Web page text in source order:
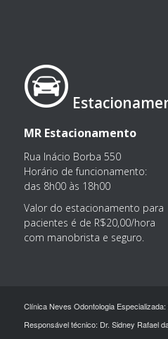
MR Estacionamento
Rua Inácio Borba 550
Horário de funcionamento:
das 8h00 às 18h00
Valor do estacionamento para
pacientes é de R$20,00/hora
com manobrista e seguro.
Clínica Neves Odontologia Especializada:
Responsável técnico: Dr. Sidney Rafael